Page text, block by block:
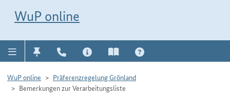
WuP online
WuP online
Präferenzregelung Grönland
Bemerkungen zur Verarbeitungsliste